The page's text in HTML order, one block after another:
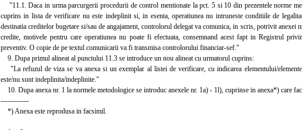
"11.1. Daca in urma parcurgerii procedurii de control mentionate la pct. 5 si 10 din prezentele norme
cuprins in lista de verificare nu este indeplinit si, in esenta, operatiunea nu intruneste conditiile de
destinatia creditelor bugetare si/sau de angajament, controlorul delegat va comunica, in scris, potrivit anexei
credite, motivele pentru care operatiunea nu poate fi efectuata, consemnand acest fapt in Registrul
preventiv. O copie de pe textul comunicarii va fi transmisa controlorului financiar-sef."
9. Dupa primul alineat al punctului 11.3 se introduce un nou alineat cu urmatorul cuprins:
"La refuzul de viza se va anexa si un exemplar al listei de verificare, cu indicarea elementului/
este/nu sunt indeplinita/indeplinite."
10. Dupa anexa nr. 1 la normele metodologice se introduc anexele nr. 1a) - 1l), cuprinse in anexa*) care
------------
*) Anexa este reprodusa in facsimil.